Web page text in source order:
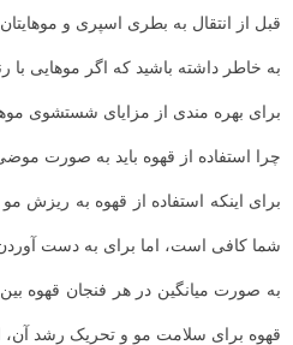
قبل از انتقال به بطری اسپری و
به خاطر داشته باشید که اگر موهایی با
برای بهره مندی از مزایای شستشوی
چرا استفاده از قهوه باید به صورت
برای اینکه استفاده از قهوه به ریزش
شما کافی است، اما برای به دست آوردن همان اثرات محرک
قهوه برای سلامت مو و تحریک رشد